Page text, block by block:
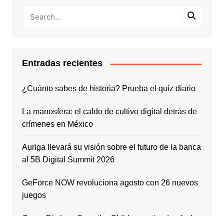
Entradas recientes
¿Cuánto sabes de historia? Prueba el quiz diario
La manosfera: el caldo de cultivo digital detrás de
crímenes en México
Auriga llevará su visión sobre el futuro de la banca
al 5B Digital Summit 2026
GeForce NOW revoluciona agosto con 26 nuevos
juegos